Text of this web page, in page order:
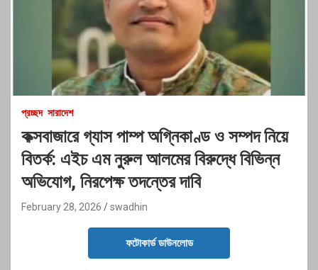
প্রচ্ছদ সারাদেশ
কক্সবাজারে গ্যাস পাম্প অগ্নিকাণ্ড ও সম্পদ নিয়ে
বিতর্ক: এইচ এম নুরুল আলমের বিরুদ্ধে বিভিন্ন
অভিযোগ, নিরপেক্ষ তদন্তের দাবি
February 28, 2026 swadhin
ফটোকার্ড ডাউনলোড